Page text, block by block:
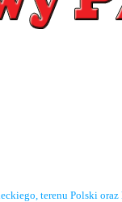
terenu Polski